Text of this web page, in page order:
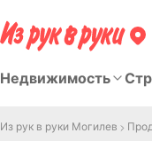
Недвижимость
Из рук в руки Могилев